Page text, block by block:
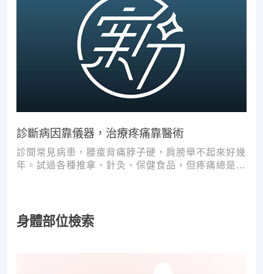
診斷病因靠儀器，治療疼痛靠醫術
診間常見病患，腰痠背痛脖子硬，肩膀舉不起來好幾
年。試過各種推拿、針灸、保健食品，但疼痛總是時
身體部位檢索